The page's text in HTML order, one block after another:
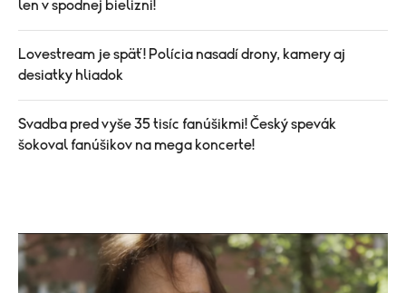
len v spodnej bielizni!
Lovestream je späť! Polícia nasadí drony, kamery aj
desiatky hliadok
Svadba pred vyše 35 tisíc fanúšikmi! Český spevák
šokoval fanúšikov na mega koncerte!